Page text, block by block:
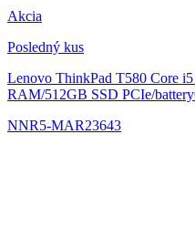
Akcia
Posledný kus
Lenovo ThinkPad T580 Core
RAM/512GB SSD PCIe/
NNR5-MAR23643